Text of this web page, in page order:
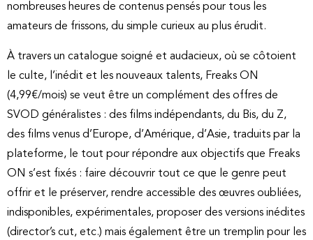
nombreuses heures de contenus pensés pour tous les
amateurs de frissons, du simple curieux au plus érudit.
À travers un catalogue soigné et audacieux, où se côtoient
le culte, l’inédit et les nouveaux talents, Freaks ON
(4,99€/mois) se veut être un complément des offres de
SVOD généralistes : des films indépendants, du Bis, du Z,
des films venus d’Europe, d’Amérique, d’Asie, traduits par la
plateforme, le tout pour répondre aux objectifs que Freaks
ON s’est fixés : faire découvrir tout ce que le genre peut
offrir et le préserver, rendre accessible des œuvres oubliées,
indisponibles, expérimentales, proposer des versions inédites
(director’s cut, etc.) mais également être un tremplin pour les